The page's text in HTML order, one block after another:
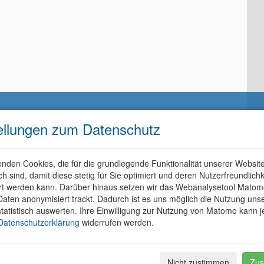
zum Datenschutz
Cookies, die für die grundlegende Funktionalität unserer
sind, damit diese stetig für Sie optimiert und deren
werden kann. Darüber hinaus setzen wir das Webanalysetool
anonymisiert trackt. Dadurch ist es uns möglich die Nutzung
auswerten. Ihre Einwilligung zur Nutzung von Matomo kann
widerrufen werden.